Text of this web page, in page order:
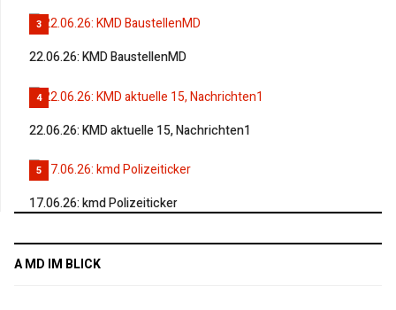
3
22.06.26: KMD BaustellenMD
4
22.06.26: KMD aktuelle 15, Nachrichten1
5
17.06.26: kmd Polizeiticker
A MD IM BLICK